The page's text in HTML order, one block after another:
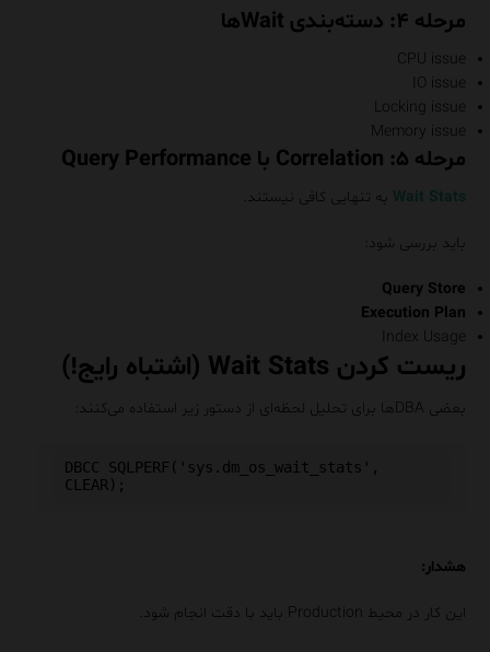
مرحله ۴: دسته‌بندی Waitها
CPU issue
IO issue
Locking issue
Memory issue
مرحله ۵: Correlation با Query Performance
Wait Stats به تنهایی کافی نیستند.
باید بررسی شود:
Query Store
Execution Plan
Index Usage
ریست کردن Wait Stats (اشتباه رایج!)
بعضی DBAها برای تحلیل لحظه‌ای از دستور زیر استفاده می‌کنند:
DBCC SQLPERF('sys.dm_os_wait_stats',
هشدار:
این کار در محیط Production باید با دقت انجام شود.